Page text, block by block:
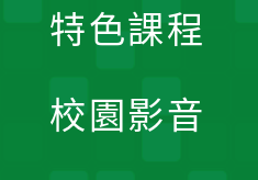
特色課程
校園影音